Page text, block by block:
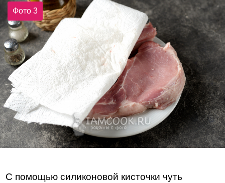
Фото 3
С помощью силиконовой кисточки чуть